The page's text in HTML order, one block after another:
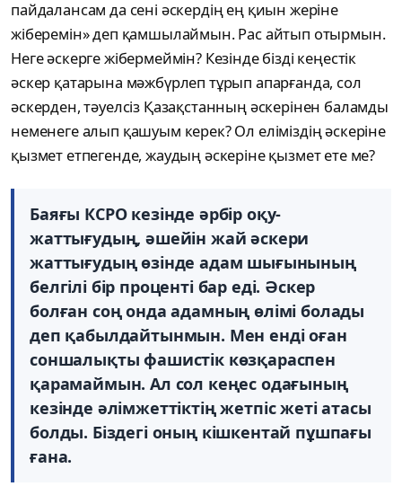
пайдалансам да сені әскердің ең қиын жеріне
жіберемін» деп қамшылаймын. Рас айтып отырмын.
Неге әскерге жібермеймін? Кезінде бізді кеңестік
әскер қатарына мәжбүрлеп тұрып апарғанда, сол
әскерден, тәуелсіз Қазақстанның әскерінен баламды
неменеге алып қашуым керек? Ол еліміздің әскеріне
қызмет етпегенде, жаудың әскеріне қызмет ете ме?
Баяғы КСРО кезінде әрбір оқу-
жаттығудың, әшейін жай әскери
жаттығудың өзінде адам шығынының
белгілі бір проценті бар еді. Әскер
болған соң онда адамның өлімі болады
деп қабылдайтынмын. Мен енді оған
соншалықты фашистік көзқараспен
қарамаймын. Ал сол кеңес одағының
кезінде әлімжеттіктің жетпіс жеті атасы
болды. Біздегі оның кішкентай пұшпағы
ғана.